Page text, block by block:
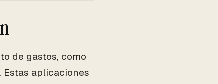
de gastos, como
Estas aplicaciones